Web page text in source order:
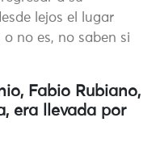
lejos el lugar
no es, no saben si
Fabio Rubiano,
era llevada por